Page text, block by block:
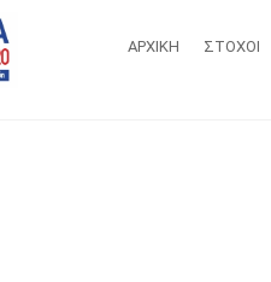
ΑΡΧΙΚΗ ΣΤΌΧΟΙ